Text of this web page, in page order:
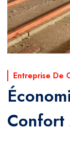
Entreprise De
Confort